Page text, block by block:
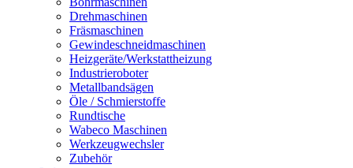
Drehmaschinen
Fräsmaschinen
Gewindeschneidmaschinen
Heizgeräte/Werkstattheizung
Industrieroboter
Metallbandsägen
Öle / Schmierstoffe
Rundtische
Wabeco Maschinen
Werkzeugwechsler
Zubehör